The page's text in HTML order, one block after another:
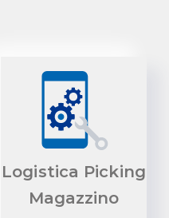
Logistica Picking
Magazzino